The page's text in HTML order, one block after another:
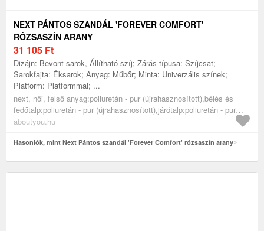
NEXT PÁNTOS SZANDÁL 'FOREVER COMFORT'
RÓZSASZÍN ARANY
31 105 Ft
Dizájn: Bevont sarok, Állítható szíj; Zárás típusa: Szíjcsat;
Sarokfajta: Éksarok; Anyag: Műbőr; Minta: Univerzális színek;
Platform: Platformmal; ...
next, női, felső anyag:poliuretán - pur (újrahasznosított),bélés és
fedőtalp:poliuretán - pur (újrahasznosított),járótalp:poliuretán - pur
(újrahasznosított), cipők, szandálok, platform szandálok, rózsaszín
aboutyou.hu
Hasonlók, mint Next Pántos szandál 'Forever Comfort' rózsaszín arany